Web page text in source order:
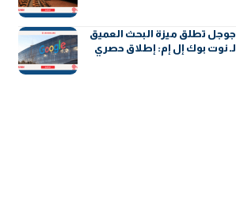
جوجل تطلق ميزة البحث العميق
لـ نوت بوك إل إم: إطلاق حصري